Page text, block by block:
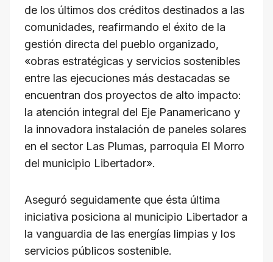
de los últimos dos créditos destinados a las
comunidades, reafirmando el éxito de la
gestión directa del pueblo organizado,
«obras estratégicas y servicios sostenibles
entre las ejecuciones más destacadas se
encuentran dos proyectos de alto impacto:
la atención integral del Eje Panamericano y
la innovadora instalación de paneles solares
en el sector Las Plumas, parroquia El Morro
del municipio Libertador».
Aseguró seguidamente que ésta última
iniciativa posiciona al municipio Libertador a
la vanguardia de las energías limpias y los
servicios públicos sostenible.